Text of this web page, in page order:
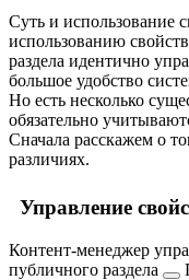
Суть и использование
использованию
раздела идентично
большое удобство
Но есть несколько
обязательно
Сначала расскажем о
различиях.
Управление
Контент-менеджер
публичного раздела